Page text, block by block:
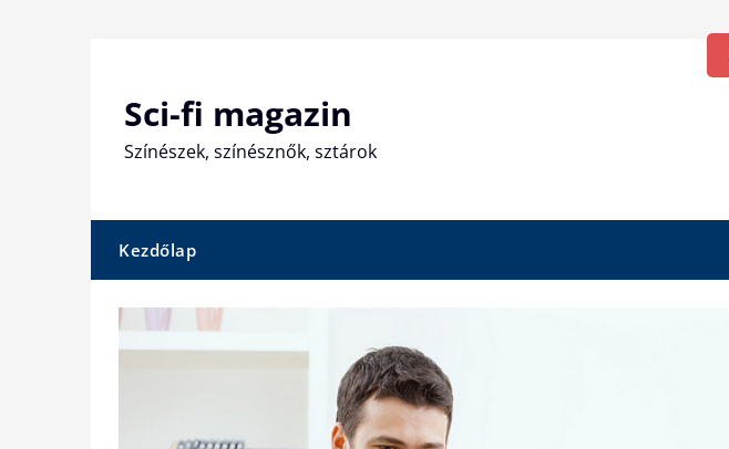
Sci-fi magazin
Színészek, színésznők, sztárok
Kezdőlap